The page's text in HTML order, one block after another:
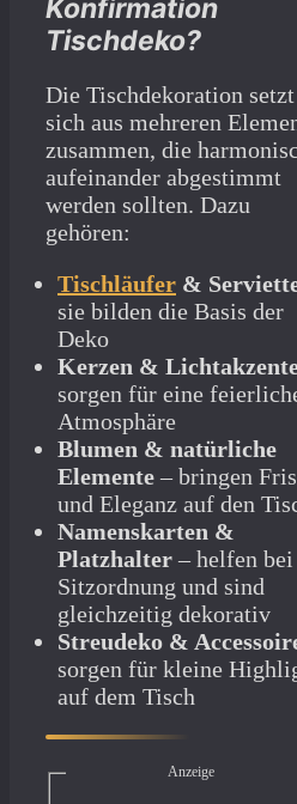
Konfirmation
Tischdeko?
Die Tischdekoration setzt
sich aus mehreren
zusammen, die
aufeinander abgestimmt
werden sollten. Dazu
gehören:
Tischläufer &
sie bilden die Basis der
Deko
Kerzen &
sorgen für eine
Atmosphäre
Blumen & natürliche
Elemente – bringen
und Eleganz auf den
Namenskarten &
Platzhalter – helfen
Sitzordnung und sind
gleichzeitig dekorativ
Streudeko &
sorgen für kleine
auf dem Tisch
Anzeige